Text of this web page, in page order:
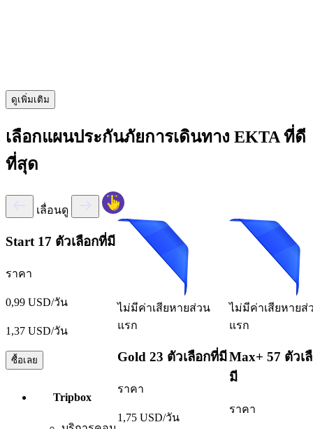
ดูเพิ่มเติม
เลือกแผนประกันภัยการเดินทาง EKTA ที่ดี
ที่สุด
เลื่อนดู
Start 17 ตัวเลือกที่มี
ราคา
0,99 USD/วัน
1,37 USD/วัน
ซื้อเลย
Tripbox
ไม่มีค่าเสียหายส่วน
แรก
Gold 23 ตัวเลือกที่มี
ราคา
1,75 USD/วัน
ไม่มีค่าเสียหายส่
แรก
Max+ 57 ตัวเ
มี
ราคา